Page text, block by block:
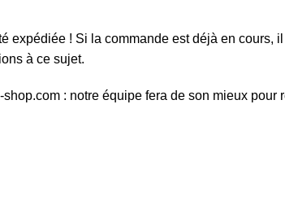
expédiée ! Si la commande est déjà en cours,
à ce sujet.
: notre équipe fera de son mieux pour